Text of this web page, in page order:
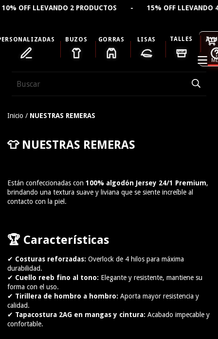
LLEVANDO 2 PRODUCTOS - 15% OFF LLEVANDO 4
BUZOS GORRAS LISAS TALLES
Inicio / NUESTRAS REMERAS
👕 NUESTRAS REMERAS
Están confeccionadas con 100% algodón Jersey 24/1 Premium,
brindando una textura suave y liviana que se siente increíble al
contacto con la piel.
🏆 Características
✔ Costuras reforzadas: Overlock de 4 hilos para máxima
durabilidad.
✔ Cuello reeb fino al tono: Elegante y resistente, mantiene su
forma con el uso.
✔ Tirillera de hombro a hombro: Aporta mayor resistencia y
calidad.
✔ Tapacostura 2AG en mangas y cintura: Acabado impecable y
confortable.